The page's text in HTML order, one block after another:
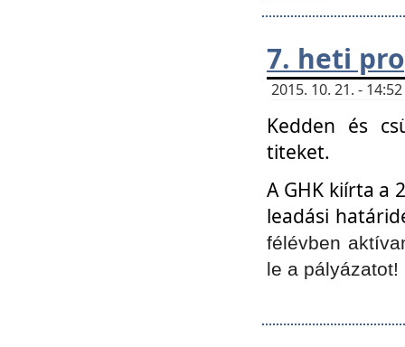
7. heti
2015. 10. 21. -
Kedden és
titeket.
A GHK kiírta a
leadási
félévben
le a pályázatot!